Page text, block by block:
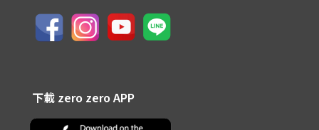
下載 zero zero APP